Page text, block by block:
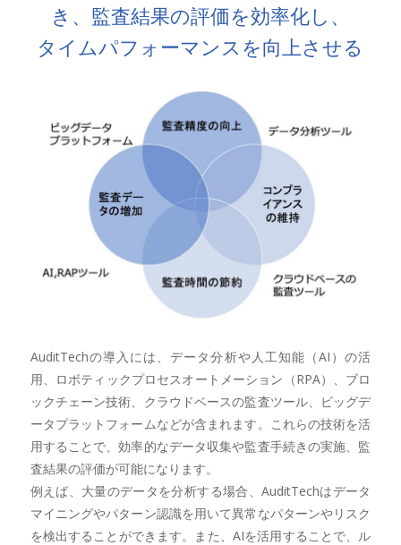
き、監査結果の評価を効率化し、
タイムパフォーマンスを向上させる
AuditTechの導入には、データ分析や人工知能（AI）の活
用、ロボティックプロセスオートメーション（RPA）、ブロ
ックチェーン技術、クラウドベースの監査ツール、ビッグデ
ータプラットフォームなどが含まれます。これらの技術を活
用することで、効率的なデータ収集や監査手続きの実施、監
査結果の評価が可能になります。
例えば、大量のデータを分析する場合、AuditTechはデータ
マイニングやパターン認識を用いて異常なパターンやリスク
を検出することができます。また、AIを活用することで、ル